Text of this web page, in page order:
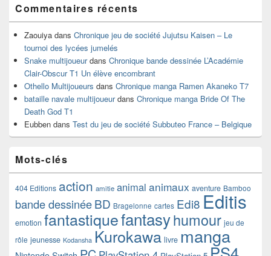
Commentaires récents
Zaouiya dans Chronique jeu de société Jujutsu Kaisen – Le
tournoi des lycées jumelés
Snake multijoueurdans Chronique bande dessinée L’Académie
Clair-Obscur T1 Un élève encombrant
Othello Multijoueurs dans Chronique manga Ramen Akaneko T7
bataille navale multijoueurdans Chronique manga Bride Of The
Death God T1
Eubben dans Test du jeu de société Subbuteo France – Belgique
Mots-clés
404 Editions action amitie animal animaux aventure Bamboo
bande dessinéeBD Bragelonne cartes Edi8 Editis
emotion fantastiquefantasyhumour jeu de
rôle jeunesse Kodansha Kurokawa livre manga